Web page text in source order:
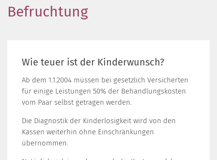
Befruchtung
Wie teuer ist der Kinderwunsch?
Ab dem 1.1.2004 müssen bei gesetzlich Versicherten
für einige Leistungen 50% der Behandlungskosten
vom Paar selbst getragen werden.
Die Diagnostik der Kinderlosigkeit wird von den
Kassen weiterhin ohne Einschränkungen
übernommen.